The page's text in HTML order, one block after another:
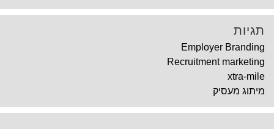
תגיות
Employer Branding
Recruitment marketing
xtra-mile
מיתוג מעסיק